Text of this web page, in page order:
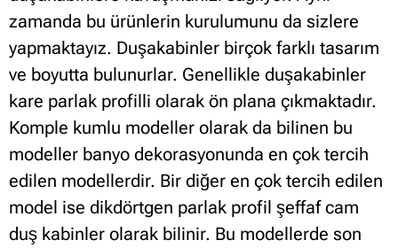
zamanda bu ürünlerin kurulumunu da sizlere
yapmaktayız. Duşakabinler birçok farklı tasarım
ve boyutta bulunurlar. Genellikle duşakabinler
kare parlak profilli olarak ön plana çıkmaktadır.
Komple kumlu modeller olarak da bilinen bu
modeller banyo dekorasyonunda en çok tercih
edilen modellerdir. Bir diğer en çok tercih edilen
model ise dikdörtgen parlak profil şeffaf cam
duş kabinler olarak bilinir. Bu modellerde son